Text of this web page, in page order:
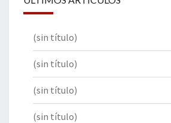
(sin título)
(sin título)
(sin título)
(sin título)